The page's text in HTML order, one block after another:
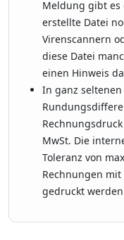
Meldung gibt es
erstellte Datei
Virenscannern
diese Datei
einen Hinweis
In ganz
MwSt. Die
Toleranz von
Rechnungen
gedruckt